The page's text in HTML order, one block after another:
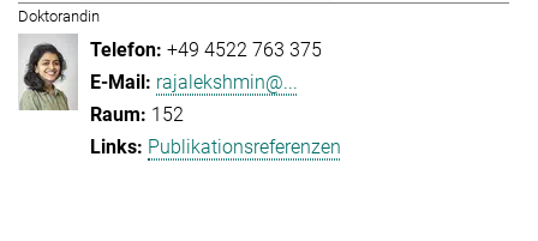
Doktorandin
+49 4522 763 375
rajalekshmin@...
152
Publikationsreferenzen